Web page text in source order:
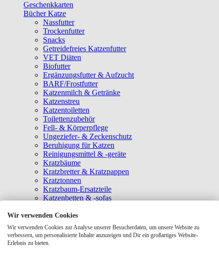
Geschenkkarten
Bücher Katze
Nassfutter
Trockenfutter
Snacks
Getreidefreies Katzenfutter
VET Diäten
Biofutter
Ergänzungsfutter & Aufzucht
BARF/Frostfutter
Katzenmilch & Getränke
Katzenstreu
Katzentoiletten
Toilettenzubehör
Fell- & Körperpflege
Ungeziefer- & Zeckenschutz
Beruhigung für Katzen
Reinigungsmittel & -geräte
Kratzbäume
Kratzbretter & Kratzpappen
Kratztonnen
Kratzbaum-Ersatzteile
Katzenbetten & -sofas
Katzenhäuser
Hängematten & Fensterliegeplätze
Katzendecken & -matten
Baldrian- & Catnipspielzeug
Wir verwenden Cookies
Wir verwenden Cookies zur Analyse unserer Besucherdaten, um unsere Website zu
verbessern, um personalisierte Inhalte anzuzeigen und Dir ein großartiges Website-
Erlebnis zu bieten.